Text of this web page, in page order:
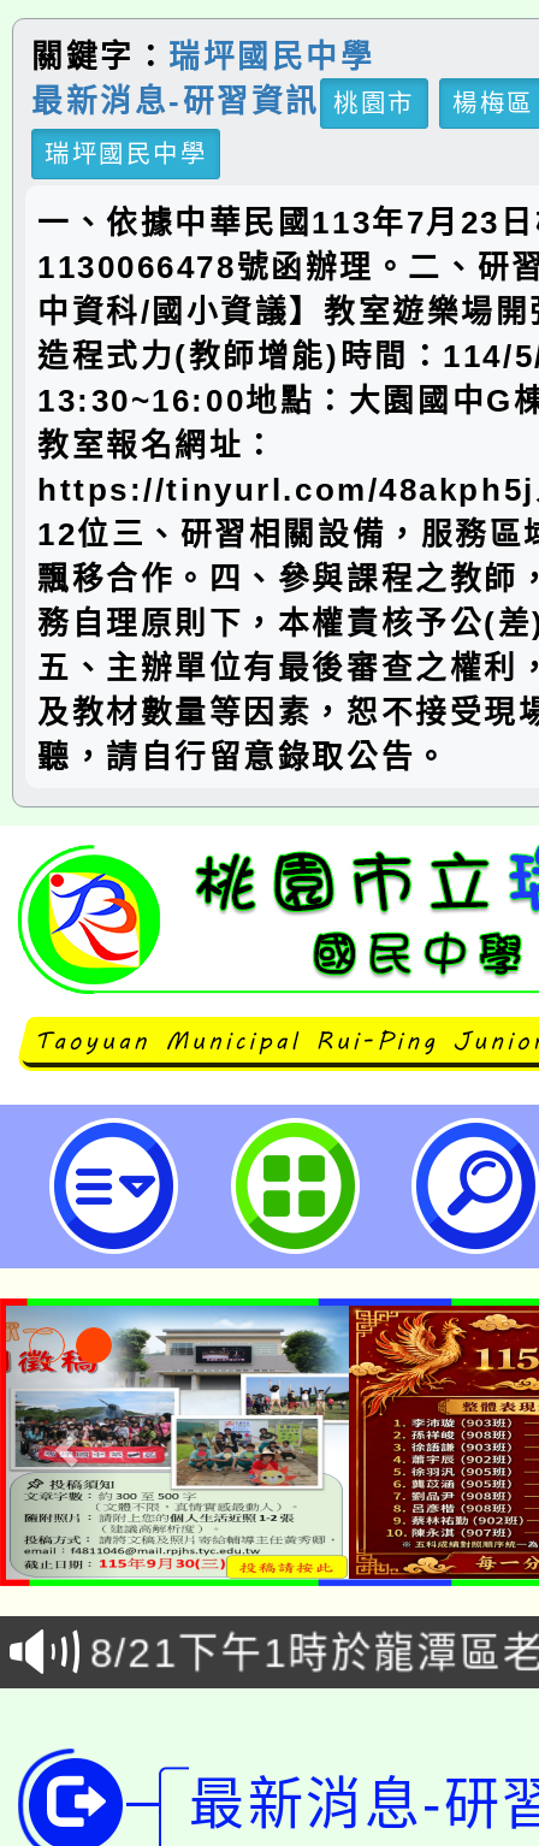
關鍵字： 瑞坪國民中學
最新消息-研習資訊
桃園市
楊梅區
瑞坪國民中學
一、依據中華民國113年7月23
1130066478號函辦理。二、研
中資科/國小資議】教室遊樂場
造程式力(教師增能)時間：114/
13:30~16:00地點：大園國中G
教室報名網址：
https://tinyurl.com/48akph5j
12位三、研習相關設備，服務區
飄移合作。四、參與課程之教師
務自理原則下，本權責核予公(
五、主辦單位有最後審查之權利
及教材數量等因素，恕不接受現
聽，請自行留意錄取公告。
neilrpjhstyc網站設計者：徐嘉
「本色祭」8/29、30在
場熱烈登場!
8/21下午1時於龍潭區
徵才活動。
YOUNG桃局內行報名
局官網。
8月14至27日，桃園電
開!
115年桃園市運動會8/
最新消息-研